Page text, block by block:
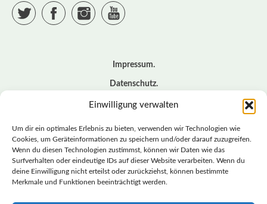
Einwilligung verwalten
Um dir ein optimales Erlebnis zu bieten, verwenden wir Technologien wie
Cookies, um Geräteinformationen zu speichern und/oder darauf zuzugreifen.
Wenn du diesen Technologien zustimmst, können wir Daten wie das
Surfverhalten oder eindeutige IDs auf dieser Website verarbeiten. Wenn du
deine Einwilligung nicht erteilst oder zurückziehst, können bestimmte
Merkmale und Funktionen beeinträchtigt werden.
Twitter Facebook Instagram
Impressum
Datenschutz
Cookie – Richtlinie (EU)
© BASISDEMOKRATISCHE PARTEI DEUTSCHLAND *
LANDESVERBAND SACHSEN